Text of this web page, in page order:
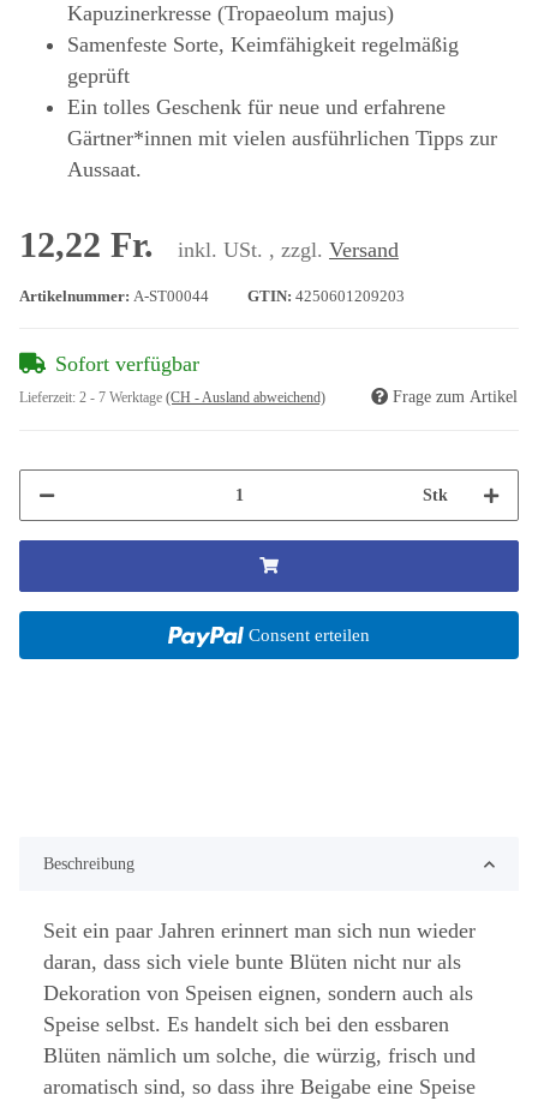
Kapuzinerkresse (Tropaeolum majus)
Samenfeste Sorte, Keimfähigkeit regelmäßig
geprüft
Ein tolles Geschenk für neue und erfahrene
Gärtner*innen mit vielen ausführlichen Tipps zur
Aussaat.
12,22 Fr. inkl. USt. , zzgl. Versand
Artikelnummer: A-ST00044 GTIN: 4250601209203
Sofort verfügbar
Lieferzeit: 2 - 7 Werktage (CH - Ausland abweichend) Frage zum Artikel
Stk
Consent erteilen
Beschreibung
Seit ein paar Jahren erinnert man sich nun wieder
daran, dass sich viele bunte Blüten nicht nur als
Dekoration von Speisen eignen, sondern auch als
Speise selbst. Es handelt sich bei den essbaren
Blüten nämlich um solche, die würzig, frisch und
aromatisch sind, so dass ihre Beigabe eine Speise